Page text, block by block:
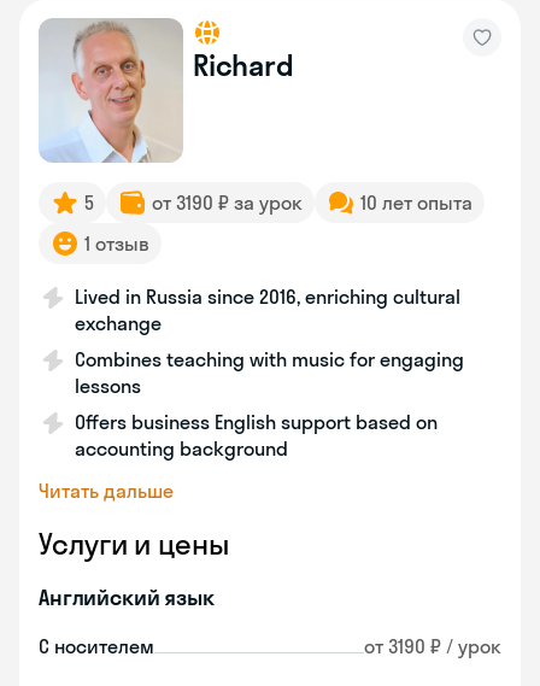
Richard
5 от 3190 ₽ за урок
10 лет опыта
1 отзыв
Lived in Russia since 2016, enriching cultural
exchange
Combines teaching with music for engaging
lessons
Offers business English support based on
accounting background
Читать дальше
Услуги и цены
Английский язык
С носителем от 3190 ₽ / урок